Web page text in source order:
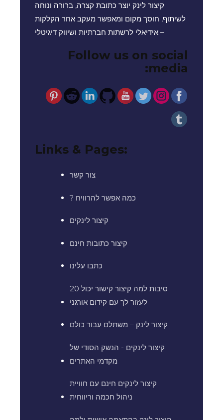
קיצור לינק יוצר כתובת קצרה, ברורה ונוחה
לשיתוף, חוסך מקום ומאפשר מעקב אחר הקלקות
– אידיאלי לרשתות חברתיות ושיווק דיגיטלי
Follow us on social
media:
Links & Pages:
צור קשר
? כמה אפשר להרוויח
קיצור לינקים
קיצור כתובות חינם
כתבו עלינו
20 סיבות למה קיצור קישור יכול
לעזור לך עם קידום אורגני
קיצור לינק – משתלם עבור כולם
קיצור לינקים - הנשק הסודי של
מקדמי האתרים
קיצור לינקים חינם עם חוויית
ניהול חכמה וריווחית